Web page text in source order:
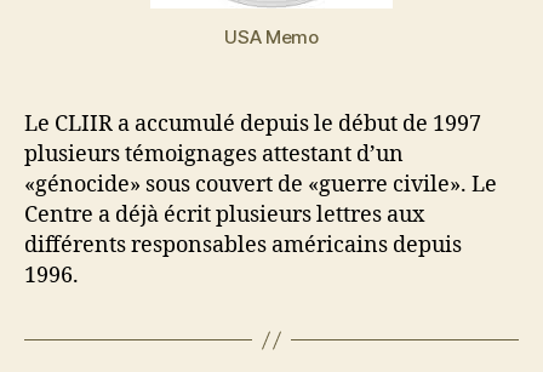
USA Memo
Le CLIIR a accumulé depuis le début de 1997
plusieurs témoignages attestant d’un
«génocide» sous couvert de «guerre civile». Le
Centre a déjà écrit plusieurs lettres aux
différents responsables américains depuis
1996.